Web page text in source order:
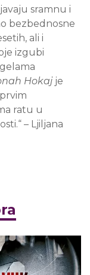
sramnu i
bezbednosne
ali i
izgubi
Hokajje
ratu u
– Ljiljana